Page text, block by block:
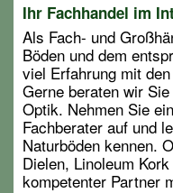
Ihr Fachhandel im
Als Fach- und
Böden und dem
viel Erfahrung mit
Gerne beraten wir
Optik. Nehmen Sie
Fachberater auf und
Naturböden kennen.
Dielen, Linoleum
kompetenter Partner